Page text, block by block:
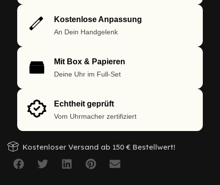
Kostenlose Anpassung
An Dein Handgelenk
Mit Box & Papieren
Deine Uhr im Full-Set
Echtheit geprüft
Vom Uhrmacher zertifiziert
Kostenloser Versand ab 150 € Bestellwert!